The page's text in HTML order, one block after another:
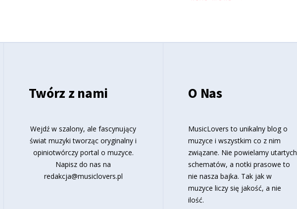
Twórz z nami
Wejdź w szalony, ale fascynujący
świat muzyki tworząc oryginalny i
opiniotwórczy portal o muzyce.
Napisz do nas na
redakcja@musiclovers.pl
O Nas
MusicLovers to unikalny blog o
muzyce i wszystkim co z nim
związane. Nie powielamy utartych
schematów, a notki prasowe to
nie nasza bajka. Tak jak w
muzyce liczy się jakość, a nie
ilość.